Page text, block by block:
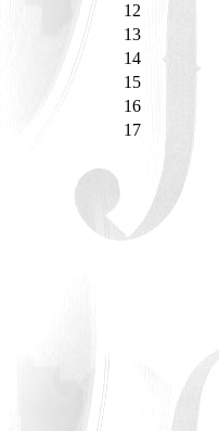
12
13
14
15
16
17